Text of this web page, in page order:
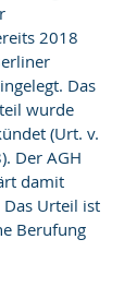
2018
Das
wurde
(Urt. v.
Der AGH
damit
Urteil ist
Berufung